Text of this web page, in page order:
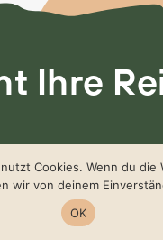
Ihre
mich
hören.
Cookies. Wenn du die
wir von deinem
OK